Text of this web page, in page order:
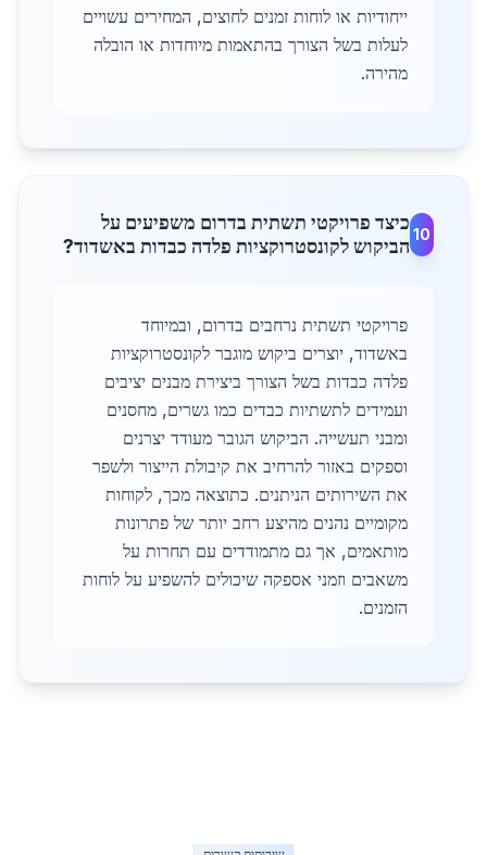
ייחודיות או לוחות זמנים לחוצים, המחירים עשויים
לעלות בשל הצורך בהתאמות מיוחדות או הובלה
מהירה.
10
כיצד פרויקטי תשתית בדרום משפיעים על
הביקוש לקונסטרוקציות פלדה כבדות באשדוד?
פרויקטי תשתית נרחבים בדרום, ובמיוחד
באשדוד, יוצרים ביקוש מוגבר לקונסטרוקציות
פלדה כבדות בשל הצורך ביצירת מבנים יציבים
ועמידים לתשתיות כבדים כמו גשרים, מחסנים
ומבני תעשייה. הביקוש הגובר מעודד יצרנים
וספקים באזור להרחיב את קיבולת הייצור ולשפר
את השירותים הניתנים. כתוצאה מכך, לקוחות
מקומיים נהנים מהיצע רחב יותר של פתרונות
מותאמים, אך גם מתמודדים עם תחרות על
משאבים וזמני אספקה שיכולים להשפיע על לוחות
הזמנים.